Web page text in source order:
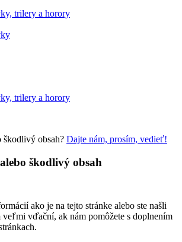
trilery a horory
trilery a horory
škodlivý obsah? Dajte nám, prosím, vedieť!
škodlivý obsah
ako je na tejto stránke alebo ste našli
veľmi vďační, ak nám pomôžete s doplnením